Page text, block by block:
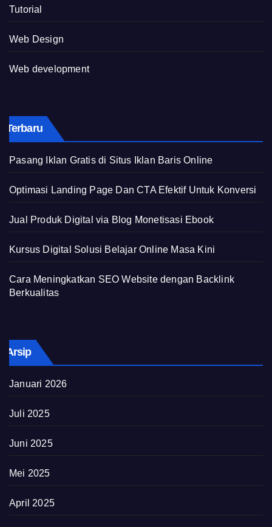
Tutorial
Web Design
Web development
Terbaru
Pasang Iklan Gratis di Situs Iklan Baris Online
Optimasi Landing Page Dan CTA Efektif Untuk Konversi
Jual Produk Digital via Blog Monetisasi Ebook
Kursus Digital Solusi Belajar Online Masa Kini
Cara Meningkatkan SEO Website dengan Backlink
Berkualitas
Arsip
Januari 2026
Juli 2025
Juni 2025
Mei 2025
April 2025